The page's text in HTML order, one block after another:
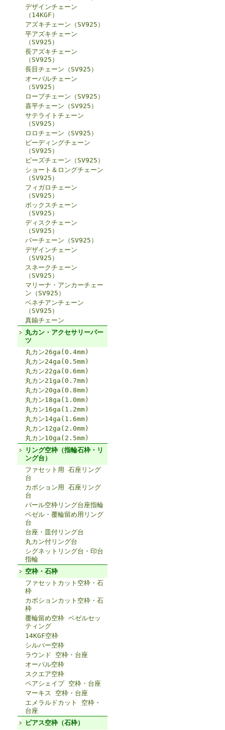
デザインチェーン
（14KGF）
アズキチェーン（SV925）
平アズキチェーン
（SV925）
長アズキチェーン
（SV925）
長目チェーン（SV925）
オーバルチェーン
（SV925）
ロープチェーン（SV925）
喜平チェーン（SV925）
サテライトチェーン
（SV925）
ロロチェーン（SV925）
ビーディングチェーン
（SV925）
ビーズチェーン（SV925）
ショート＆ロングチェーン
（SV925）
フィガロチェーン
（SV925）
ボックスチェーン
（SV925）
ディスクチェーン
（SV925）
バーチェーン（SV925）
デザインチェーン
（SV925）
スネークチェーン
（SV925）
マリーナ・アンカーチェー
ン（SV925）
ベネチアンチェーン
（SV925）
真鍮チェーン
丸カン・アクセサリーパー
ツ
丸カン26ga(0.4mm)
丸カン24ga(0.5mm)
丸カン22ga(0.6mm)
丸カン21ga(0.7mm)
丸カン20ga(0.8mm)
丸カン18ga(1.0mm)
丸カン16ga(1.2mm)
丸カン14ga(1.6mm)
丸カン12ga(2.0mm)
丸カン10ga(2.5mm)
リング空枠（指輪石枠・リ
ング台）
ファセット用 石座リング
台
カボション用 石座リング
台
パール空枠リング台座指輪
ベゼル・覆輪留め用リング
台
台座・皿付リング台
丸カン付リング台
シグネットリング台・印台
指輪
空枠・石枠
ファセットカット空枠・石
枠
カボションカット空枠・石
枠
覆輪留め空枠 ベゼルセッ
ティング
14KGF空枠
シルバー空枠
ラウンド 空枠・台座
オーバル空枠
スクエア空枠
ペアシェイプ 空枠・台座
マーキス 空枠・台座
エメラルドカット 空枠・
台座
ピアス空枠（石枠）